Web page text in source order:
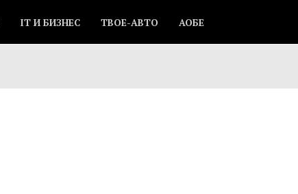
IT И БИЗНЕС ТВОЕ-АВТО АОБЕ